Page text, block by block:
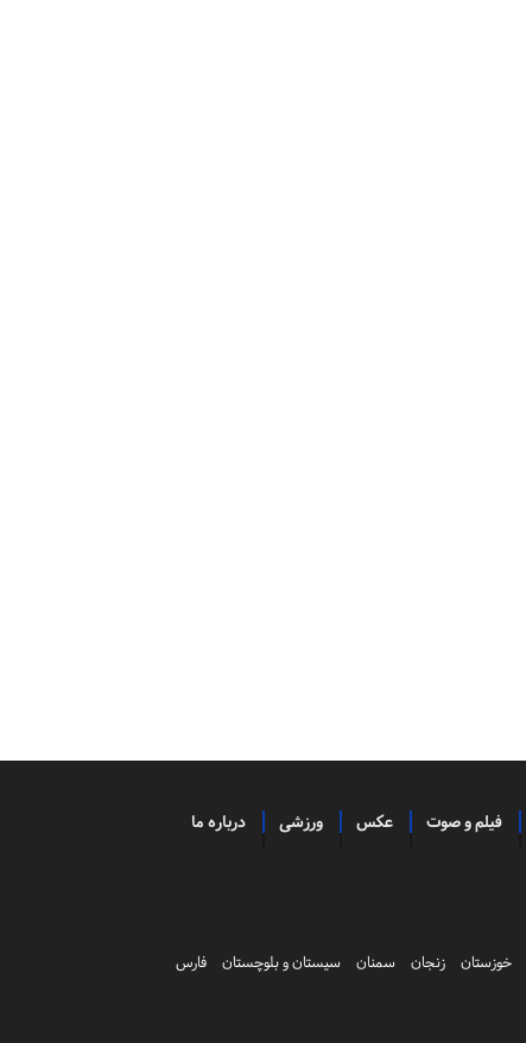
فیلم و صوت عکس ورزشی درباره ما
خوزستان زنجان سمنان سیستان و بلوچستان
فارس